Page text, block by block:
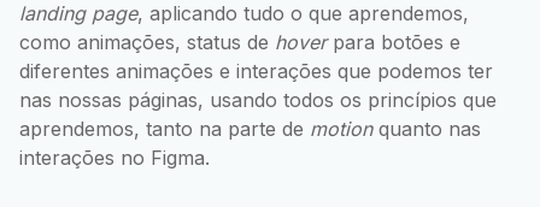
landing page, aplicando tudo o que aprendemos,
como animações, status de hoverpara botões e
diferentes animações e interações que podemos ter
nas nossas páginas, usando todos os princípios que
aprendemos, tanto na parte de motionquanto nas
interações no Figma.